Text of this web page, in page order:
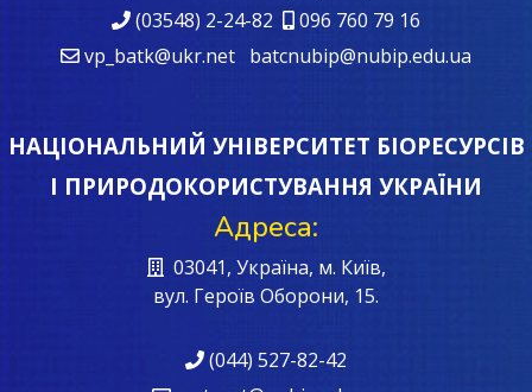
(03548) 2-24-82
096 760 79 16
vp_batk@ukr.net batcnubip@nubip.edu.ua
НАЦІОНАЛЬНИЙ УНІВЕРСИТЕТ БІОРЕСУРСІВ
І ПРИРОДОКОРИСТУВАННЯ УКРАЇНИ
Адреса:
03041, Україна, м. Київ,
вул. Героїв Oборони, 15.
(044) 527-82-42